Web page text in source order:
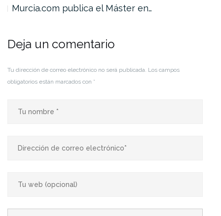
Murcia.com publica el Máster en…
Deja un comentario
Tu dirección de correo electrónico no será publicada. Los campos
obligatorios están marcados con *